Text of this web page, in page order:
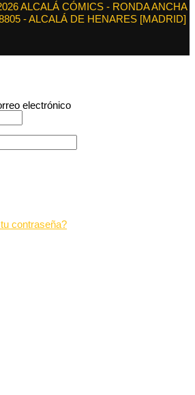
ALCALÁ CÓMICS - RONDA ANCHA
- ALCALÁ DE HENARES [MADRID]
electrónico
contraseña?